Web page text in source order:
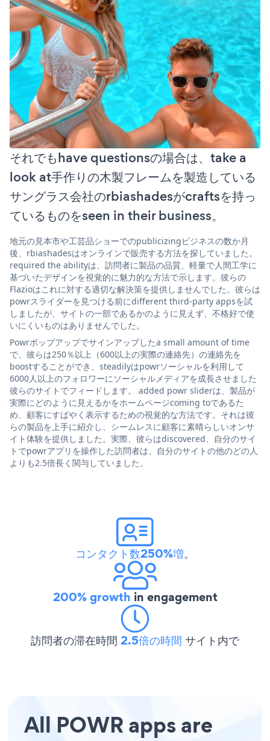
それでもhave questionsの場合は、take a
look at手作りの木製フレームを製造している
サングラス会社のrbiashadesがcraftsを持っ
ているものをseen in their business。
地元の見本市や工芸品ショーでのpublicizingビジネスの数か月
後、rbiashadesはオンラインで販売する方法を探していました。
required the abilityは、訪問者に製品の品質、軽量で人間工学に
基づいたデザインを視覚的に魅力的な方法で示します。彼らの
Flazioはこれに対する適切な解決策を提供しませんでした。彼らは
powrスライダーを見つける前にdifferent third-party appsを試
しましたが、サイトの一部であるかのように見えず、不格好で使
いにくいものはありませんでした。
Powrポップアップでサインアップしたa small amount of time
で、彼らは250％以上（600以上の実際の連絡先）の連絡先を
boostすることができ、steadilyはpowrソーシャルを利用して
6000人以上のフォロワーにソーシャルメディアを成長させました
彼らのサイトでフィードします。 added powr sliderは、製品が
実際にどのように見えるかをホームページcoming toであるた
め、顧客にすばやく表示するための視覚的な方法です。それは彼
らの製品を上手に紹介し、シームレスに顧客に素晴らしいオンサ
イト体験を提供しました。実際、彼らはdiscovered、自分のサイ
トでpowrアプリを操作した訪問者は、自分のサイトの他のどの人
よりも2.5倍長く関与していました。
コンタクト数250%増。
200% growth in engagement
訪問者の滞在時間 2.5倍の時間 サイト内で
All POWR apps are